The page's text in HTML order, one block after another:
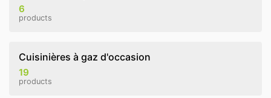
6
products
Cuisinières à gaz d'occasion
19
products